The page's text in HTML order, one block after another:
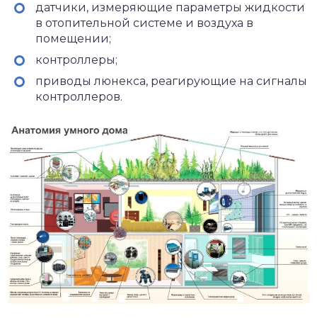
датчики, измеряющие параметры жидкости
в отопительной системе и воздуха в
помещении;
контроллеры;
приводы люнекса, реагирующие на сигналы
контроллеров.